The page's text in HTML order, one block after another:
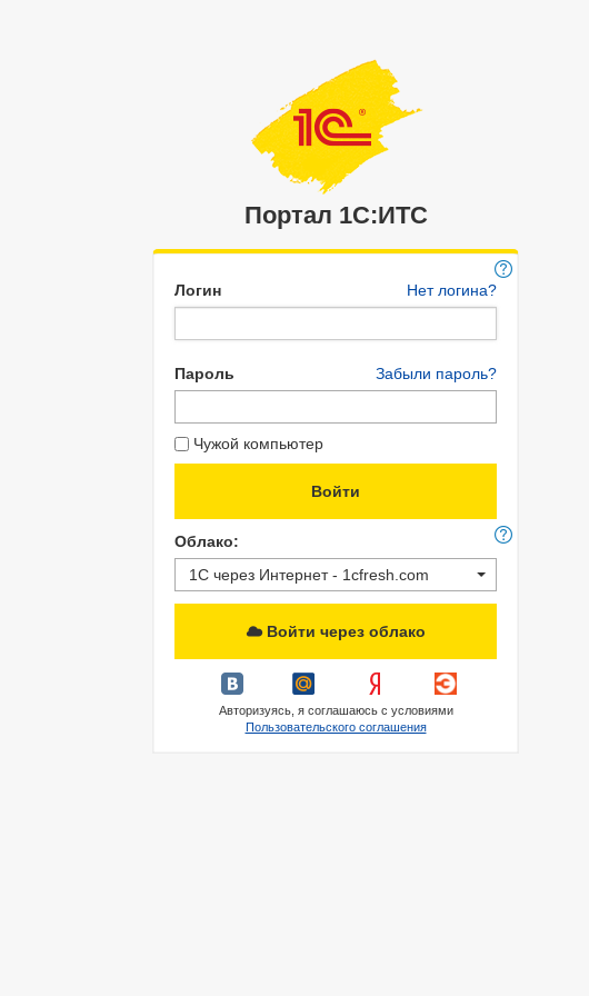
Портал 1C:ИТС
Логин Нет логина?
Пароль Забыли пароль?
Чужой компьютер
Облако:
1С через Интернет - 1cfresh.com
Войти через облако
Авторизуясь, я соглашаюсь с условиями
Пользовательского соглашения